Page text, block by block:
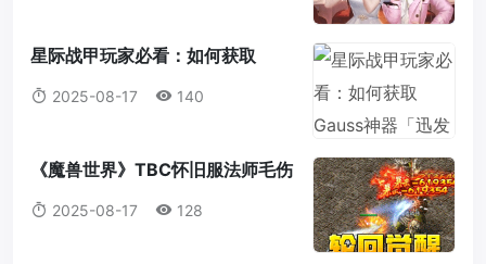
星际战甲玩家必看：如何获取
Gauss神器「迅发电浆炮」蓝图？
2025-08-17 140
《魔兽世界》TBC怀旧服法师毛伤
害全攻略：操作，意识与装备的完
美结合
2025-08-17 128